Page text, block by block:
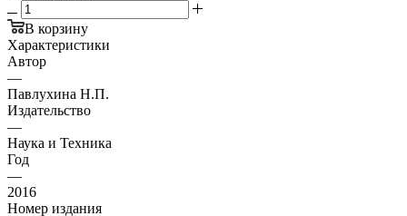
В корзину
Характеристики
Автор
—
Павлухина Н.П.
Издательство
—
Наука и Техника
Год
—
2016
Номер издания